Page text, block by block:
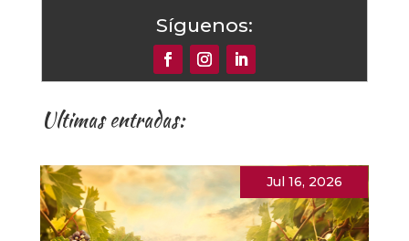
Síguenos:
Ultimas entradas:
Jul 16, 2026